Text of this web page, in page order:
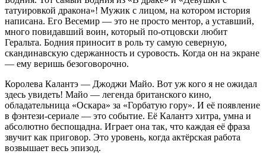
татуировкой дракона»! Мужик с лицом, на котором история
написана. Его Весемир — это не просто ментор, а уставший,
много повидавший воин, который по-отцовски любит
Геральта. Бодния приносит в роль ту самую северную,
скандинавскую сдержанность и суровость. Когда он на экране
— ему веришь безоговорочно.
Королева Калантэ — Джоджи Майо. Вот уж кого я не ожидал
здесь увидеть! Майо — легенда британского кино,
обладательница «Оскара» за «Горбатую гору». И её появление
в фэнтези-сериале — это событие. Её Калантэ хитра, умна и
абсолютно беспощадна. Играет она так, что каждая её фраза
звучит как приговор. Это уровень, когда актёрская работа
возвышает весь эпизод.